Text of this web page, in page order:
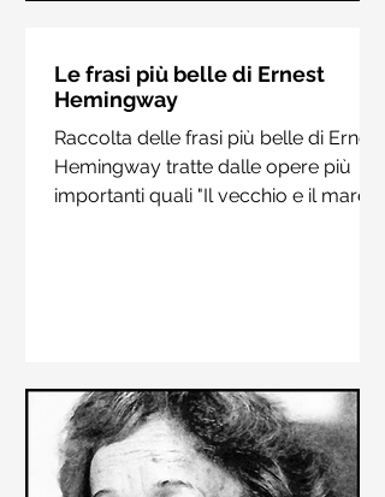
Hesse
Raccolta delle frasi più belle di
Hermann Hesse estrapolate dai suoi
libri più importanti come "Siddharta",
"Sull'amore" e "Demian"
Le frasi più belle di Ernest
Hemingway
Raccolta delle frasi più belle di Ernest
Hemingway tratte dalle opere più
importanti quali "Il vecchio e il mare",